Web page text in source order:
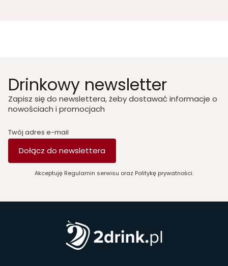
Drinkowy newsletter
Zapisz się do newslettera, żeby dostawać informacje o
nowościach i promocjach
Twój adres e-mail
Dołącz do newslettera
Akceptuję Regulamin serwisu oraz Politykę prywatności.